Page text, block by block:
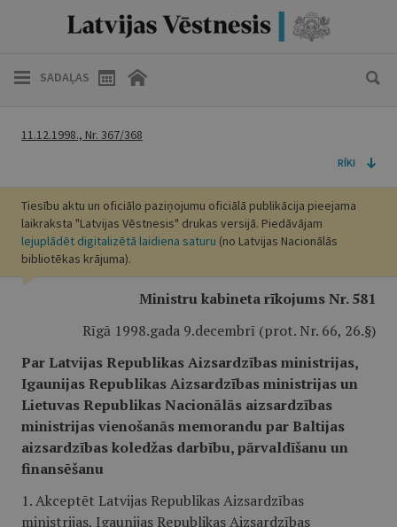
SADAĻAS
11.12.1998., Nr. 367/368
RĪKI
Tiesību aktu un oficiālo paziņojumu oficiālā publikācija pieejama
laikraksta "Latvijas Vēstnesis" drukas versijā. Piedāvājam
lejuplādēt digitalizētā laidiena saturu (no Latvijas Nacionālās
bibliotēkas krājuma).
Ministru kabineta rīkojums Nr. 581
Rīgā 1998.gada 9.decembrī (prot. Nr. 66, 26.§)
Par Latvijas Republikas Aizsardzības ministrijas,
Igaunijas Republikas Aizsardzības ministrijas un
Lietuvas Republikas Nacionālās aizsardzības
ministrijas vienošanās memorandu par Baltijas
aizsardzības koledžas darbību, pārvaldīšanu un
finansēšanu
1. Akceptēt Latvijas Republikas Aizsardzības
ministrijas, Igaunijas Republikas Aizsardzības